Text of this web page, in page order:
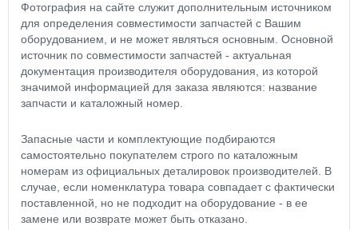
Фотография на сайте служит дополнительным источником
для определения совместимости запчастей с Вашим
оборудованием, и не может являться основным. Основной
источник по совместимости запчастей - актуальная
документация производителя оборудования, из которой
значимой информацией для заказа являются: название
запчасти и каталожный номер.
Запасные части и комплектующие подбираются
самостоятельно покупателем строго по каталожным
номерам из официальных деталировок производителей. В
случае, если номенклатура товара совпадает с фактически
поставленной, но не подходит на оборудование - в ее
замене или возврате может быть отказано.